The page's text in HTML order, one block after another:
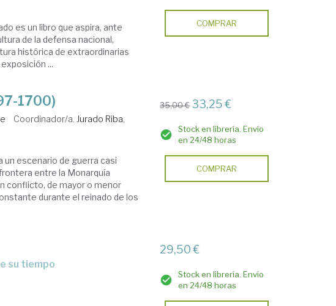
es un libro que aspira, ante
de la defensa nacional,
histórica de extraordinarias
...
COMPRAR
1700)
Coordinador/a. Jurado Riba,
un escenario de guerra casi
entre la Monarquía
conflicto, de mayor o menor
durante el reinado de los
35,00 € 33,25 €
Stock en librería. Envío
en 24/48 horas
COMPRAR
su tiempo
29,50 €
Stock en librería. Envío
en 24/48 horas